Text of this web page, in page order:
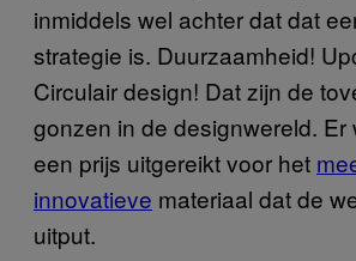
inmiddels wel achter dat dat
strategie is. Duurzaamheid!
Circulair design! Dat zijn de
gonzen in de designwereld. Er
een prijs uitgereikt voor het
innovatieve materiaal dat de
uitput.